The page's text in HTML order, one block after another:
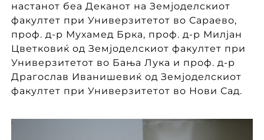
настанот беа Деканот на Земјоделскиот
факултет при Универзитетот во Сараево,
проф. д-р Мухамед Брка, проф. д-р Милјан
Цветковиќ од Земјоделскиот факултет при
Универзитетот во Бања Лука и проф. д-р
Драгослав Иванишевиќ од Земјоделскиот
факултет при Универзитетот во Нови Сад.